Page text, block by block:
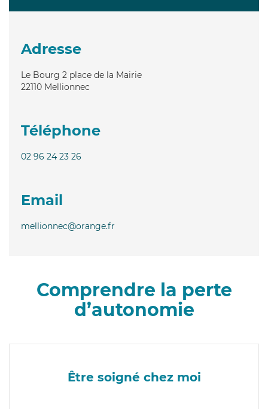
Adresse
Le Bourg 2 place de la Mairie
22110 Mellionnec
Téléphone
02 96 24 23 26
Email
mellionnec@orange.fr
Comprendre la perte
d’autonomie
Être soigné chez moi